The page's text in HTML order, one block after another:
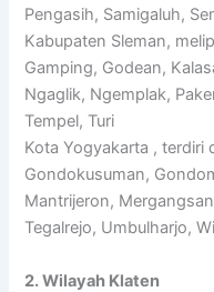
Pengasih, Samigaluh,
Kabupaten Sleman,
Gamping, Godean,
Ngaglik, Ngemplak,
Tempel, Turi
Kota Yogyakarta , terdiri
Gondokusuman,
Mantrijeron,
Tegalrejo, Umbulharjo,
2. Wilayah Klaten